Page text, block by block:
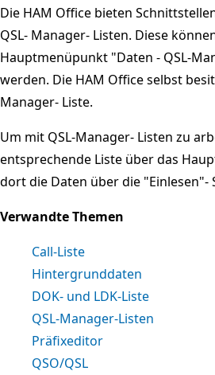
Die HAM Office bieten
QSL- Manager- Listen. Diese
Hauptmenüpunkt "Daten - QSL-
werden. Die HAM Office selbst
Manager- Liste.
Um mit QSL-Manager- Listen zu
entsprechende Liste über das
dort die Daten über die "Einlesen"-
Verwandte Themen
Call-Liste
Hintergrunddaten
DOK- und LDK-Liste
QSL-Manager-Listen
Präfixeditor
QSO/QSL